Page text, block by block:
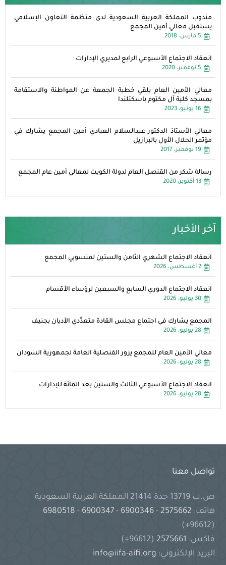
مندوب المملكة العربية السعودية لدى منظمة التعاون الإسلامي
يستقبل معالي أمين المجمع
5 مارس، 2018
انعقاد الاجتماع الأسبوعي الرابع لمديري الإدارات
5 نوفمبر، 2020
معالي الأمين العام يلقي خطبة الجمعة عن المواطنة والاستقامة
بمسجد كلية آل مكتوم باسكتلندا
16 يونيو، 2023
معالي الأستاذ الدكتور عبدالسلام العبادي أمين المجمع يشارك في
مؤتمر الحلال الأول بالبرازيل
19 نوفمبر، 2017
رسالة شكر من القنصل العام لدولة الكويت لمعالي أمين عام المجمع
13 أكتوبر، 2020
آخر الأخبار
انعقاد الاجتماع الشهري الثامن والستين لمنسوبي المجمع
2 أغسطس، 2026
انعقاد الاجتماع الدوري السابع والسبعين لرؤساء الأقسام
30 يوليو، 2026
المجمع يشارك في اجتماع مجلس القادة متعدِّدي الأديان بجنيف
28 يوليو، 2026
معالي الأمين العام للمجمع يزور القنصلية العامة لجمهورية السودان
28 يوليو، 2026
انعقاد الاجتماع الأسبوعي الثالث والستين بعد المائة للإدارات
28 يوليو، 2026
تواصل معنا
ص.ب 13719 جدة 21414 المملكة العربية السعودية
هاتف:
-
6900346
-
6900347
-
(96612+)
فاكس:
(96612+)
البريد الإلكتروني: info@iifa-aifi.org